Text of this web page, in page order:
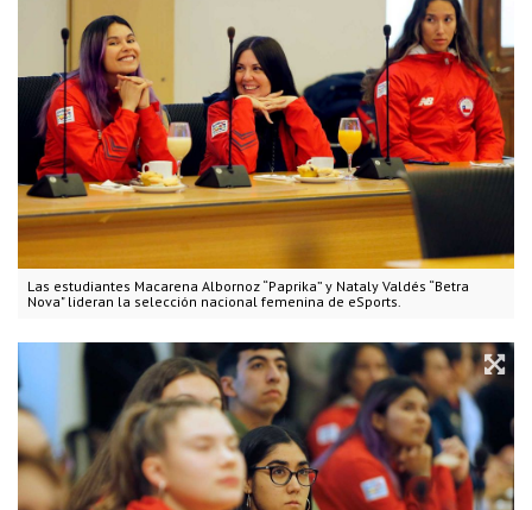
Las estudiantes Macarena Albornoz “Paprika” y Nataly Valdés “Betra
Nova" lideran la selección nacional femenina de eSports.